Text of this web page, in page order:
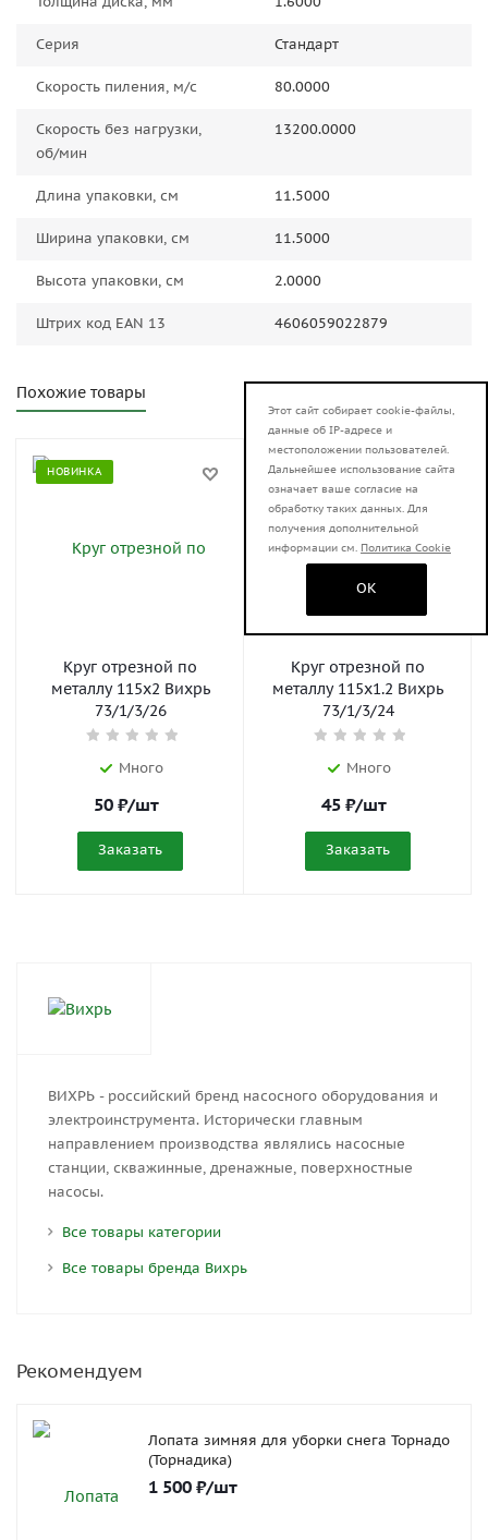
Серия Стандарт
Скорость пиления, м/с 80.0000
Скорость без нагрузки,
об/мин
13200.0000
Длина упаковки, см 11.5000
Ширина упаковки, см 11.5000
Высота упаковки, см 2.0000
Штрих код EAN 13 4606059022879
Похожие товары
НОВИНКА
Круг отрезной по
металлу 115x2 Вихрь
73/1/3/26
Много
50 ₽/шт
Заказать
НОВИНКА
Круг отрезной по
металлу 115x1.2 Вихрь
73/1/3/24
Много
45 ₽/шт
Заказать
ВИХРЬ - российский бренд насосного оборудования и
электроинструмента. Исторически главным
направлением производства являлись насосные
станции, скважинные, дренажные, поверхностные
насосы.
Все товары категории
Все товары бренда Вихрь
Рекомендуем
Лопата зимняя для уборки снега Торнадо
(Торнадика)
1 500 ₽/шт
Этот сайт собирает cookie-файлы,
данные об IP-адресе и
местоположении пользователей.
Дальнейшее использование сайта
означает ваше согласие на
обработку таких данных. Для
получения дополнительной
информации см. Политика Cookie
OK